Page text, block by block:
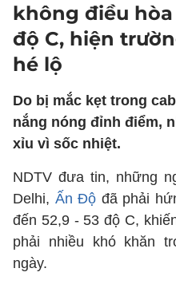
không điều
độ C, hiện
hé lộ
Do bị mắc kẹt trong
nắng nóng đỉnh điểm,
xỉu vì sốc nhiệt.
NDTV đưa tin, những
Delhi, Ấn Độ đã phải
đến 52,9 - 53 độ C,
phải nhiều khó khăn
ngày.